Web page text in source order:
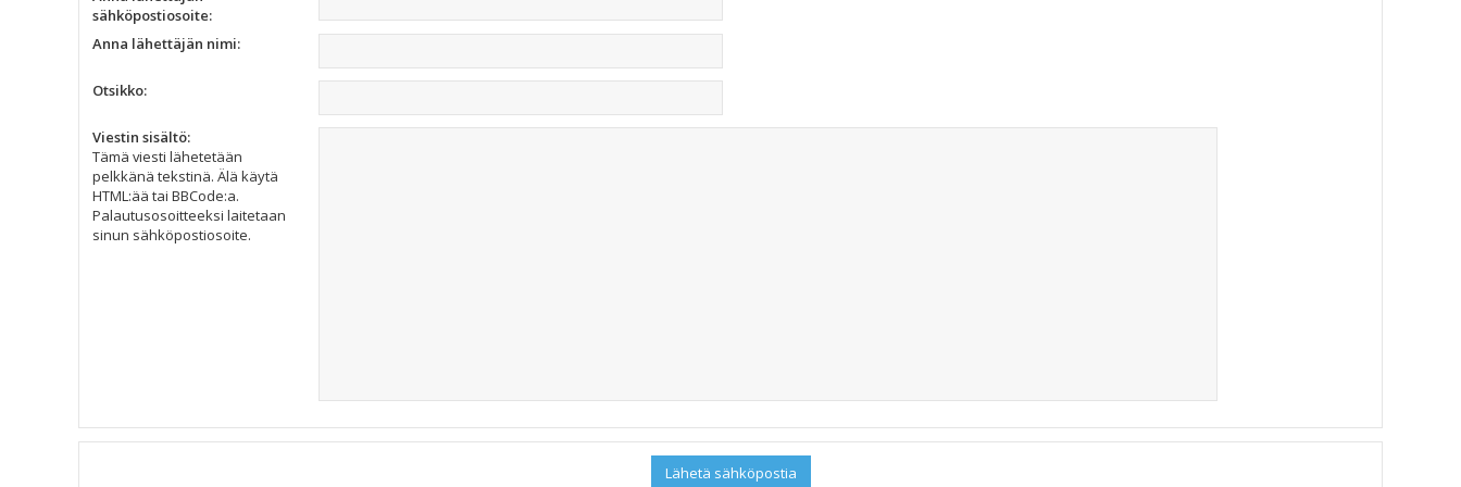
sähköpostiosoite:
Anna lähettäjän nimi:
Otsikko:
Viestin sisältö:
Tämä viesti lähetetään
pelkkänä tekstinä. Älä käytä
HTML:ää tai BBCode:a.
Palautusosoitteeksi laitetaan
sinun sähköpostiosoite.